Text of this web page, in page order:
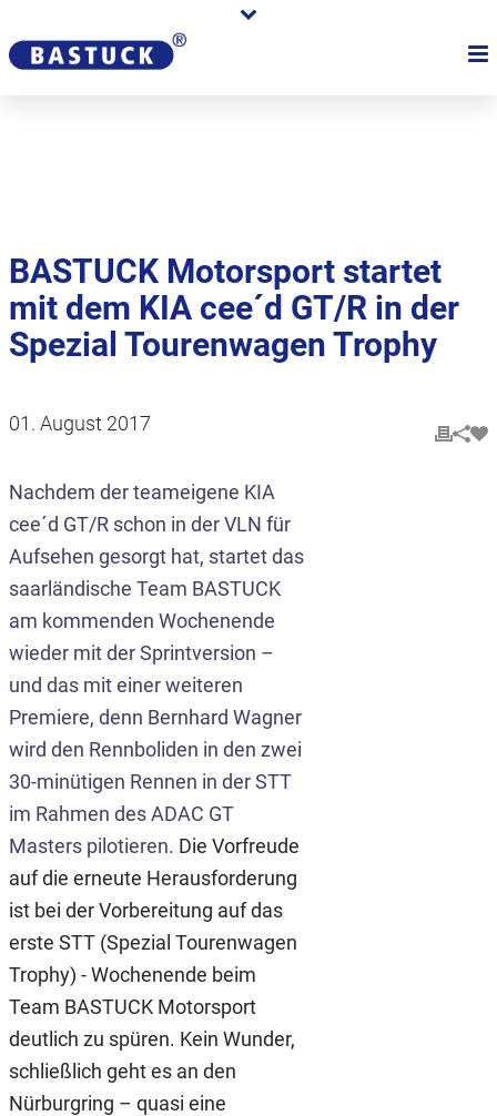
Händler
BASTUCK Motorsport startet
mit dem KIA cee´d GT/R in der
Spezial Tourenwagen Trophy
01. August 2017
Nachdem der teameigene KIA
cee´d GT/R schon in der VLN für
Aufsehen gesorgt hat, startet das
saarländische Team BASTUCK
am kommenden Wochenende
wieder mit der Sprintversion –
und das mit einer weiteren
Premiere, denn Bernhard Wagner
wird den Rennboliden in den zwei
30-minütigen Rennen in der STT
im Rahmen des ADAC GT
Masters pilotieren. Die Vorfreude
auf die erneute Herausforderung
ist bei der Vorbereitung auf das
erste STT (Spezial Tourenwagen
Trophy) - Wochenende beim
Team BASTUCK Motorsport
deutlich zu spüren. Kein Wunder,
schließlich geht es an den
Nürburgring – quasi eine